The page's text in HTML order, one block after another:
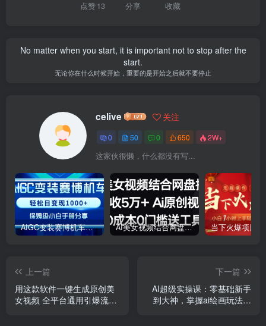
点赞13 分享 收藏
No matter when you start, it is important not to stop after the
start.
无论你在什么时候开始，重要的是开始之后就不要停止
celive 关注
0 50 0 650 2W+
这家伙很懒，什么都没有写...
AIGC变装赛博机车，轻松日变现1000+，保姆级小白手册分享！ AI美女视频结合网盘拉新，日收5万+两分钟一条Ai原创视频，0成本0门槛送工具
上一篇
用这款软件一键生成原创美
女视频 全平台通用引爆流量
下一篇
AI超级实操课：零基础新手
到大神，掌握ai绘画玩法与